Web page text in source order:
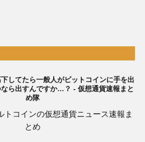
下してたら一般人がビットコインに手を出
ら出すんですか…？ - 仮想通貨速報まと
め隊
トコインの仮想通貨ニュース速報ま
とめ